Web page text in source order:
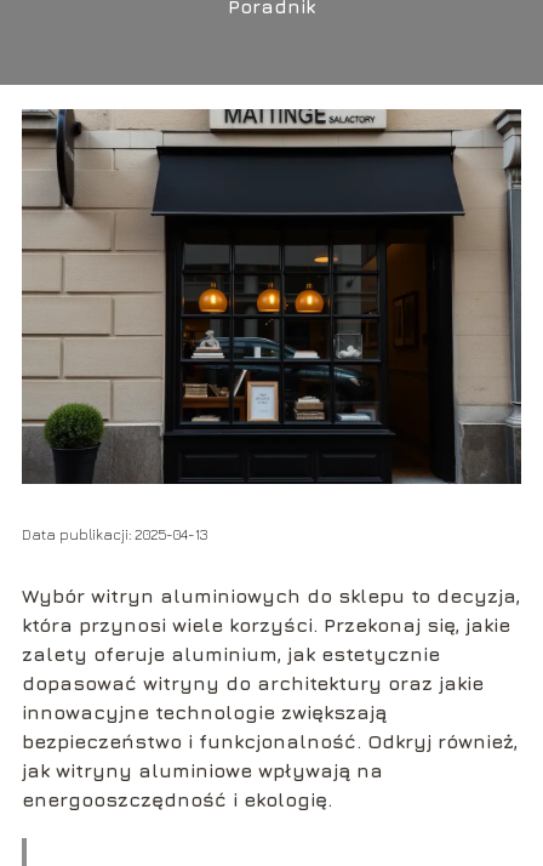
Poradnik
Data publikacji: 2025-04-13
Wybór witryn aluminiowych do sklepu to decyzja,
która przynosi wiele korzyści. Przekonaj się, jakie
zalety oferuje aluminium, jak estetycznie
dopasować witryny do architektury oraz jakie
innowacyjne technologie zwiększają
bezpieczeństwo i funkcjonalność. Odkryj również,
jak witryny aluminiowe wpływają na
energooszczędność i ekologię.